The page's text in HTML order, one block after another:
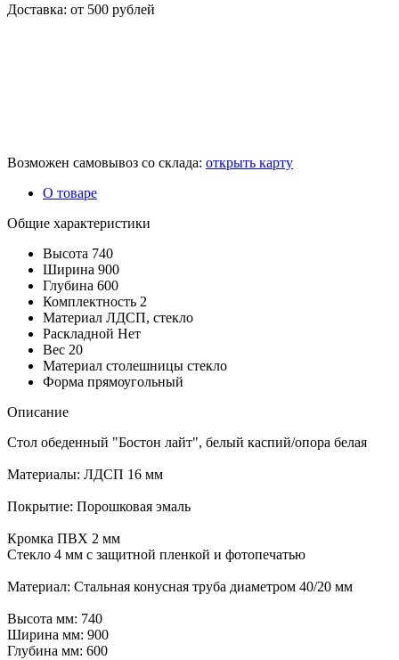
Доставка: от 500 рублей
Возможен самовывоз со склада: открыть карту
О товаре
Общие характеристики
Высота 740
Ширина 900
Глубина 600
Комплектность 2
Материал ЛДСП, стекло
Раскладной Нет
Вес 20
Материал столешницы стекло
Форма прямоугольный
Описание
Стол обеденный "Бостон лайт", белый каспий/опора белая
Материалы: ЛДСП 16 мм
Покрытие: Порошковая эмаль
Кромка ПВХ 2 мм
Стекло 4 мм с защитной пленкой и фотопечатью
Материал: Стальная конусная труба диаметром 40/20 мм
Высота мм: 740
Ширина мм: 900
Глубина мм: 600